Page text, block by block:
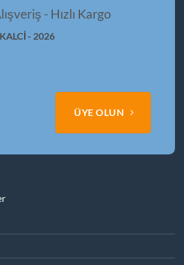
- Hızlı Kargo
- 2026
ÜYE OLUN